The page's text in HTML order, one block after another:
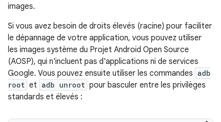
images.
Si vous avez besoin de droits élevés (racine) pour faciliter
le dépannage de votre application, vous pouvez utiliser
les images système du Projet Android Open Source
(AOSP), qui n'incluent pas d'applications ni de services
Google. Vous pouvez ensuite utiliser les commandes adb
root et adb unroot pour basculer entre les privilèges
standards et élevés :